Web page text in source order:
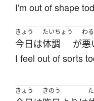
I'm out of shape
きょう
今日 は
たいちょう
体調 が
わる
悪
I feel out of sorts
きょう
きのう